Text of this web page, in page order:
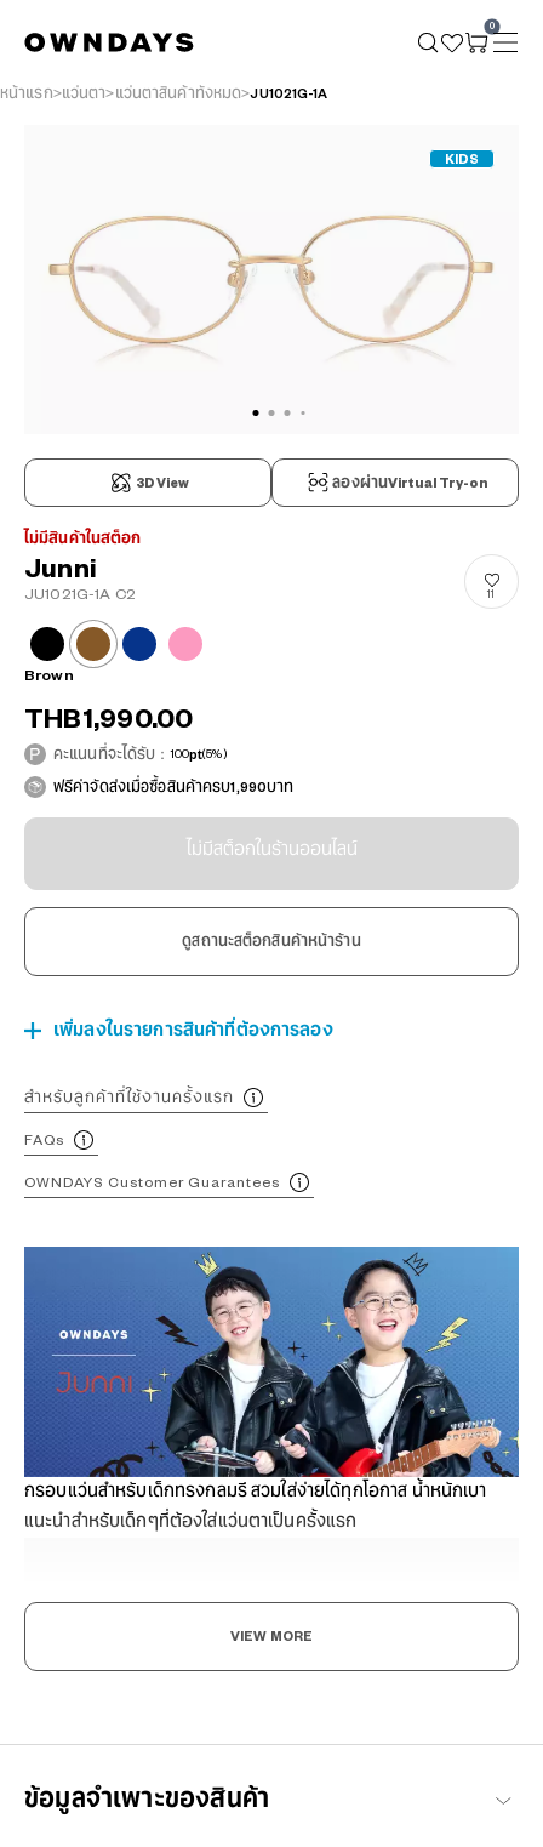
0
หน้าแรก แว่นตา แว่นตาสินค้าทั้งหมด JU1021G-1A
KIDS
3D View ลองผ่านVirtual Try-on
ไม่มีสินค้าในสต็อก
Junni
JU1021G-1A C2 11
Brown
THB1,990.00
คะแนนที่จะได้รับ：100pt(5%)
ฟรีค่าจัดส่งเมื่อซื้อสินค้าครบ1,990บาท
ไม่มีสต็อกในร้านออนไลน์
ดูสถานะสต็อกสินค้าหน้าร้าน
เพิ่มลงในรายการสินค้าที่ต้องการลอง
สำหรับลูกค้าที่ใช้งานครั้งแรก
FAQs
OWNDAYS Customer Guarantees
กรอบแว่นสำหรับเด็กทรงกลมรี สวมใส่ง่ายได้ทุกโอกาส น้ำหนักเบา
แนะนำสำหรับเด็กๆที่ต้องใส่แว่นตาเป็นครั้งแรก
"แว่นตาแฟชั่นไม่ได้มีไว้สำหรับผู้ใหญ่เท่านั้น!" ตอบโจทย์ด้านฟังก์ชัน
การใช้งานที่สวมใส่สบาย เหมาะกับการทำกิจกรรมต่างๆในแต่ละวัน
VIEW MORE
ข้อมูลจำเพาะของสินค้า